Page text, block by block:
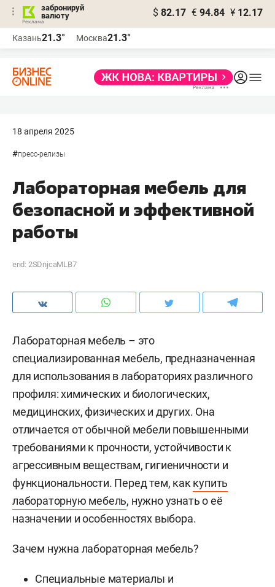
забронируй
валюту
$ 82.17 € 94.84 ¥ 12.17
Казань21.3° Москва21.3°
18 апреля 2025
#пресс-релизы
Лабораторная мебель для
безопасной и эффективной
работы
erid: 2SDnjcaMLB7
Лабораторная мебель – это
специализированная мебель, предназначенная
для использования в лабораториях различного
профиля: химических и биологических,
медицинских, физических и других. Она
отличается от обычной мебели повышенными
требованиями к прочности, устойчивости к
агрессивным веществам, гигиеничности и
функциональности. Перед тем, как купить
лабораторную мебель, нужно узнать о её
назначении и особенностях выбора.
Зачем нужна лабораторная мебель?
Специальные материалы и